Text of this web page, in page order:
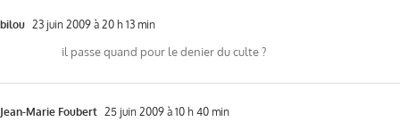
bilou 23 juin 2009 à 20 h 13 min
il passe quand pour le denier du culte ?
Jean-Marie Foubert 25 juin 2009 à 10 h 40 min